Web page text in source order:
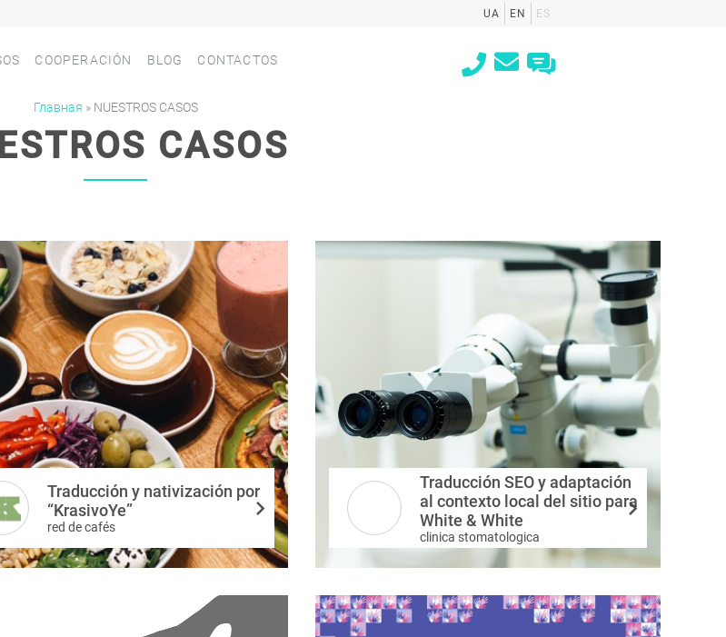
UA EN ES
COOPERACIÓN BLOG CONTACTOS
Главная » NUESTROS CASOS
CASOS
Traducción y nativización por
“KrasivoYe”
red de cafés
Traducción SEO y adaptación
al contexto local del sitio para
White & White
clinica stomatologica